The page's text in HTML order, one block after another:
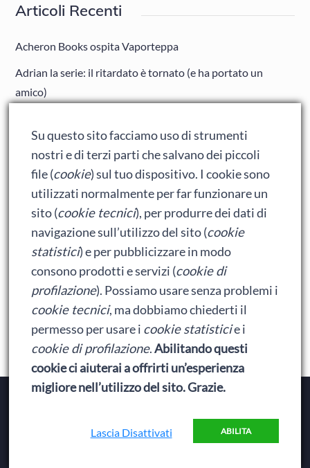
Articoli Recenti
Acheron Books ospita Vaporteppa
Adrian la serie: il ritardato è tornato (e ha portato un
amico)
Ralph spacca Internet: analisi del film
Bumblebee: un buon film dei Transformers
Meta
Accedi
Feed dei contenuti
Feed dei commenti
WordPress.org
Privacy Policy
Su questo sito facciamo uso di strumenti
nostri e di terzi parti che salvano dei piccoli
file (cookie) sul tuo dispositivo. I cookie sono
utilizzati normalmente per far funzionare un
sito (cookie tecnici), per produrre dei dati di
navigazione sull’utilizzo del sito (cookie
statistici) e per pubblicizzare in modo
consono prodotti e servizi (cookie di
profilazione). Possiamo usare senza problemi i
cookie tecnici, ma dobbiamo chiederti il
permesso per usare i cookie statisticie i
cookie di profilazione.Abilitando questi
cookie ci aiuterai a offrirti un’esperienza
migliore nell’utilizzo del sito. Grazie.
ABILITA
Lascia Disattivati